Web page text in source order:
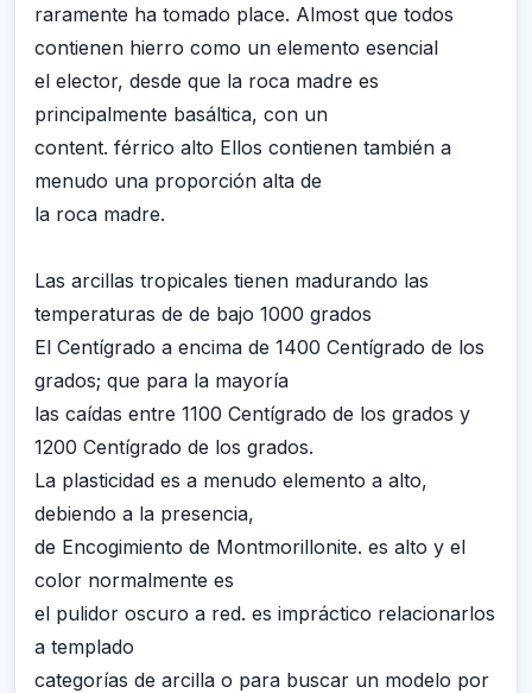
raramente ha tomado place. Almost que todos
contienen hierro como un elemento esencial
el elector, desde que la roca madre es
principalmente basáltica, con un
content. férrico alto Ellos contienen también a
menudo una proporción alta de
la roca madre.
Las arcillas tropicales tienen madurando las
temperaturas de de bajo 1000 grados
El Centígrado a encima de 1400 Centígrado de los
grados; que para la mayoría
las caídas entre 1100 Centígrado de los grados y
1200 Centígrado de los grados.
La plasticidad es a menudo elemento a alto,
debiendo a la presencia,
de Encogimiento de Montmorillonite. es alto y el
color normalmente es
el pulidor oscuro a red. es impráctico relacionarlos
a templado
categorías de arcilla o para buscar un modelo por